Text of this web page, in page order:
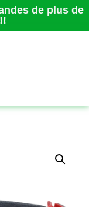
de plus de